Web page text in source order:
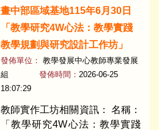
畫中部區域基地115年6月30日
「教學研究4W心法：教學實踐
教學規劃與研究設計工作坊」
發佈單位： 教學發展中心教師專業發展
組
發佈時間： 2026-06-25
18:07:29
教師實作工坊相關資訊： 名稱：
「教學研究4W心法：教學實踐